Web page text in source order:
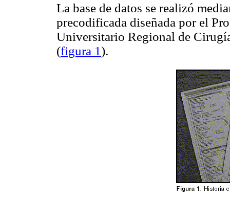
La base de datos se realizó
precodificada diseñada por el
Universitario Regional de
(figura 1).